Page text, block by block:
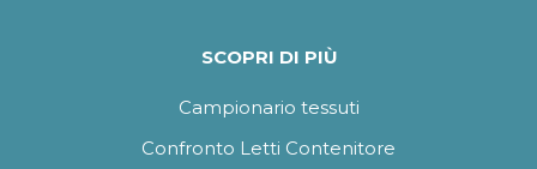
SCOPRI DI PIÙ
Campionario tessuti
Confronto Letti Contenitore